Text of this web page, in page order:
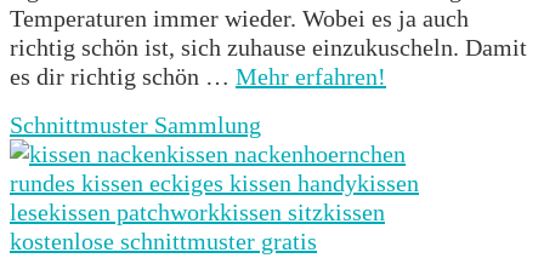
Temperaturen immer wieder. Wobei es ja auch
richtig schön ist, sich zuhause einzukuscheln. Damit
es dir richtig schön … Mehr erfahren!
Schnittmuster Sammlung